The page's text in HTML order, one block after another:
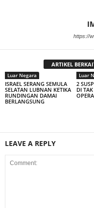
https://
ARTIKEL
Luar Negara
ISRAEL SERANG SEMULA
SELATAN LUBNAN KETIKA
RUNDINGAN DAMAI
BERLANGSUNG
Luar
2
DI
LEAVE A REPLY